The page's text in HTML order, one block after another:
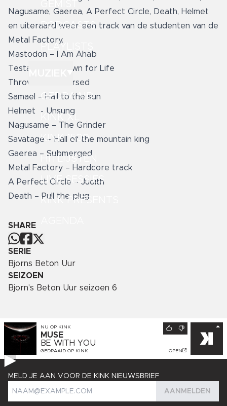
GEMIST
PODCASTS
PLAYLISTS
GEDRAAID
KINK XL
KINK 1500
HITLIJSTEN
LIVE SESSIES
KINK PRESENTS
Nagusame, Gaerea, A Perfect Circle, Death, Helmet
en uiteraard weer een track van de studenten van de
Metal Factory.
Mastodon – I Am Ahab
Testament – Down for Life
Thrown – Rehearsed
Samael – Hail to the sun
Helmet - Unsung
Nagusame – The Grinder
Savatage – Hall of the mountain king
Gaerea – Submerged
Metal Factory – Hardcore track
A Perfect Circle – Judith
Death – Pull the plug
SHARE
SERIE
Bjorns Beton Uur
SEIZOEN
Bjorn's Beton Uur seizoen 6
NU OP KINK
MUSE
BE WITH YOU
GEDRAAID OP KINK OPEN
MELD JE AAN VOOR DE KINK NIEUWSBRIEF
AANMELDEN